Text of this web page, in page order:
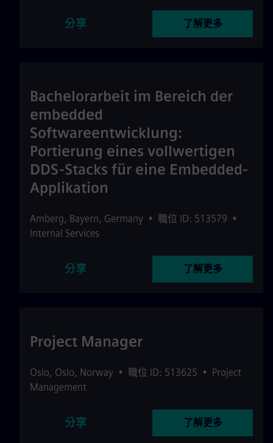
分享 了解更多
Bachelorarbeit im Bereich der
embedded
Softwareentwicklung:
Portierung eines vollwertigen
DDS-Stacks für eine Embedded-
Applikation
Amberg, Bayern, Germany • 職位 ID: 513579 •
Internal Services
分享 了解更多
Project Manager
Oslo, Oslo, Norway • 職位 ID: 513625 • Project
Management
分享 了解更多